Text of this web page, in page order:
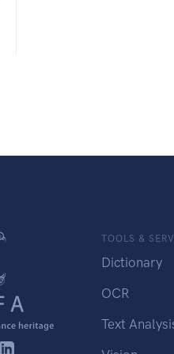
TOOLS &
Dictionary
OCR
Text